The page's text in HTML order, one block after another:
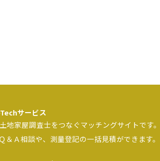
サービス
地家屋調査士をつなぐマッチングサイトです。
Ａ相談や、測量登記の一括見積ができます。